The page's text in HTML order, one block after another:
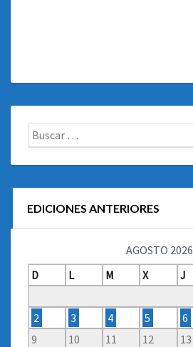
Buscar:
EDICIONES ANTERIORES
AGOSTO 2026
D
L M X J
2
3 4 5 6
9
10 11 12 13